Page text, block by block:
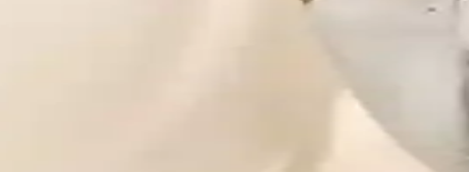
fit erkek tişörtü, şık tasarımı ve yüksek konforuyla yaz ve
Sıkılaştırıcı Etki ve Kullanım
rahatlık ve sıkılaştırıcı etkilerini karşılaştırıyoruz. Kullanıcı
Karşılaştırması: Kumaş, Kesim ve